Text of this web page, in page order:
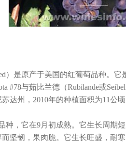
）是原产于美国的红葡萄品种。它
#78与茹比兰德（Rubilande或
达州，2010年的种植面积为11公
种，它在9月初成熟。它生长周期
坚韧，果肉脆。它生长旺盛，耐